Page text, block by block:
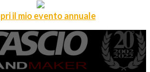
il mio evento annuale